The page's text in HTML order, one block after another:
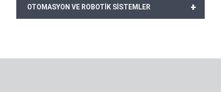
+
OTOMASYON VE ROBOTİK SİSTEMLER